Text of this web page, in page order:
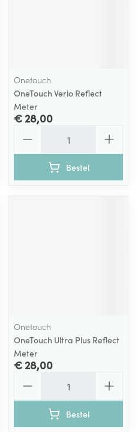
Onetouch
OneTouch Verio Reflect
Meter
€ 28,00
Bestel
Onetouch
OneTouch Ultra Plus Reflect
Meter
€ 28,00
Bestel